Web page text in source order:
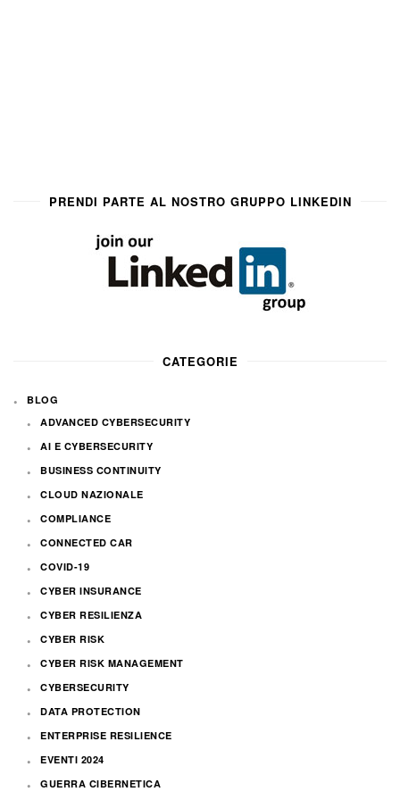
PRENDI PARTE AL NOSTRO GRUPPO LINKEDIN
CATEGORIE
BLOG
ADVANCED CYBERSECURITY
AI E CYBERSECURITY
BUSINESS CONTINUITY
CLOUD NAZIONALE
COMPLIANCE
CONNECTED CAR
COVID-19
CYBER INSURANCE
CYBER RESILIENZA
CYBER RISK
CYBER RISK MANAGEMENT
CYBERSECURITY
DATA PROTECTION
ENTERPRISE RESILIENCE
EVENTI 2024
GUERRA CIBERNETICA